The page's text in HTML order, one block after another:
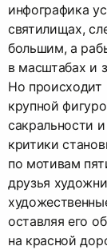
инфографика
святилищах,
большим, а
в масштабах и
Но происходит
крупной
сакральности
критики
по мотивам
друзья
оставляя его
на красной